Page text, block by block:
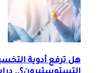
هل ترفع أدوية